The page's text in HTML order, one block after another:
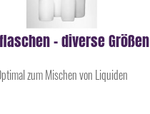
- diverse Größen
zum Mischen von Liquiden